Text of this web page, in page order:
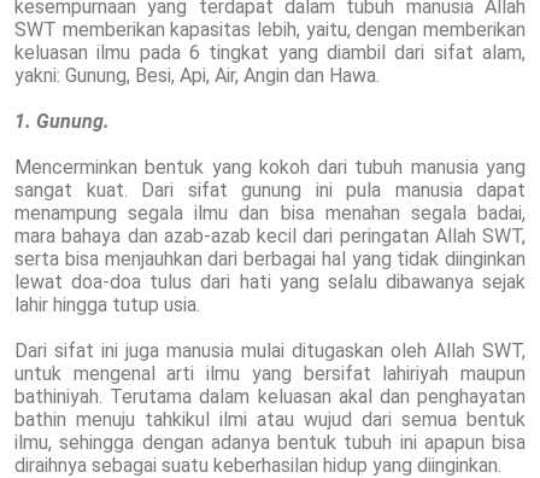
kesempurnaan yang terdapat dalam tubuh manusia Allah
SWT memberikan kapasitas lebih, yaitu, dengan memberikan
keluasan ilmu pada 6 tingkat yang diambil dari sifat alam,
yakni: Gunung, Besi, Api, Air, Angin dan Hawa.
1. Gunung.
Mencerminkan bentuk yang kokoh dari tubuh manusia yang
sangat kuat. Dari sifat gunung ini pula manusia dapat
menampung segala ilmu dan bisa menahan segala badai,
mara bahaya dan azab-azab kecil dari peringatan Allah SWT,
serta bisa menjauhkan dari berbagai hal yang tidak diinginkan
lewat doa-doa tulus dari hati yang selalu dibawanya sejak
lahir hingga tutup usia.
Dari sifat ini juga manusia mulai ditugaskan oleh Allah SWT,
untuk mengenal arti ilmu yang bersifat lahiriyah maupun
bathiniyah. Terutama dalam keluasan akal dan penghayatan
bathin menuju tahkikul ilmi atau wujud dari semua bentuk
ilmu, sehingga dengan adanya bentuk tubuh ini apapun bisa
diraihnya sebagai suatu keberhasilan hidup yang diinginkan.